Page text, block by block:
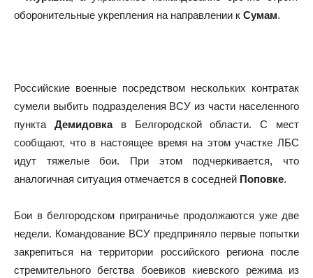
оборонительные укрепления на направлении к Сумам.
Российские военные посредством нескольких контратак
сумели выбить подразделения ВСУ из части населенного
пункта Демидовкав Белгородской области. С мест
сообщают, что в настоящее время на этом участке ЛБС
идут тяжелые бои. При этом подчеркивается, что
аналогичная ситуация отмечается в соседней Поповке.
Бои в белгородском приграничье продолжаются уже две
недели. Командование ВСУ предприняло первые попытки
закрепиться на территории российского региона после
стремительного бегства боевиков киевского режима из